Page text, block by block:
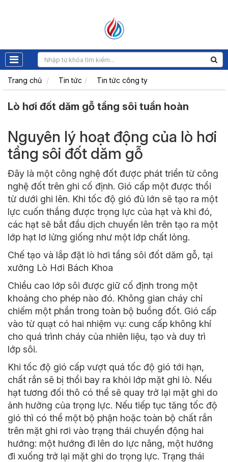
Trang chủ Tin tức Tin tức công ty
Lò hơi đốt dăm gỗ tầng sôi tuần hoàn
Nguyên lý hoạt động của lò hơi
tầng sôi đốt dăm gỗ
Đây là một công nghệ đốt được phát triển từ công
nghệ đốt trên ghi cố định. Gió cấp một được thổi
từ dưới ghi lên. Khi tốc độ gió đủ lớn sẽ tạo ra một
lực cuốn thắng được trọng lực của hạt và khi đó,
các hạt sẽ bắt đầu dịch chuyển lên trên tạo ra một
lớp hạt lơ lửng giống như một lớp chất lỏng.
Chế tạo và lắp đặt lò hơi tầng sôi đốt dăm gỗ, tại
xưởng Lò Hơi Bách Khoa
Chiều cao lớp sôi được giữ cố định trong một
khoảng cho phép nào đó. Không gian cháy chỉ
chiếm một phần trong toàn bộ buồng đốt. Gió cấp
vào từ quạt có hai nhiệm vụ: cung cấp không khí
cho quá trình cháy của nhiên liệu, tạo và duy trì
lớp sôi.
Khi tốc độ gió cấp vượt quá tốc độ gió tới hạn,
chất rắn sẽ bị thổi bay ra khỏi lớp mặt ghi lò. Nếu
hạt tương đối thô có thể sẽ quay trở lại mặt ghi do
ảnh hưởng của trọng lực. Nếu tiếp tục tăng tốc độ
gió thì có thể một bộ phận hoặc toàn bộ chất rắn
trên mặt ghi rơi vào trạng thái chuyển động hai
hướng: một hướng đi lên do lực nâng, một hướng
đi xuống trở lại mặt ghi do trọng lực. Trạng thái